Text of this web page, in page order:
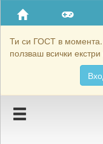
Ти си ГОСТ в момента.
ползваш всички
Приятели
Хронология на
Подаръците на
Картичките на